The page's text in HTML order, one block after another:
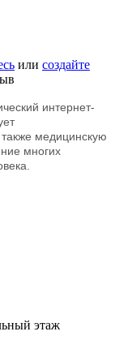
или создайте
интернет-
медицинскую
многих
этаж